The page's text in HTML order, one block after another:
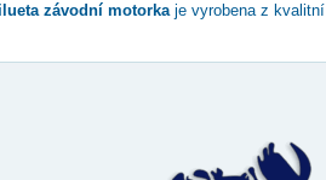
závodní motorkaje vyrobena z kvalitní